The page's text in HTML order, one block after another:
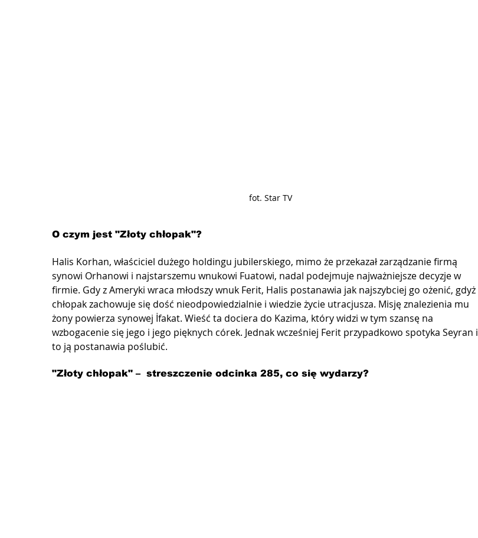
fot. Star TV
O czym jest "Złoty chłopak"?
Halis Korhan, właściciel dużego holdingu jubilerskiego, mimo że przekazał zarządzanie firmą
synowi Orhanowi i najstarszemu wnukowi Fuatowi, nadal podejmuje najważniejsze decyzje w
firmie. Gdy z Ameryki wraca młodszy wnuk Ferit, Halis postanawia jak najszybciej go ożenić, gdyż
chłopak zachowuje się dość nieodpowiedzialnie i wiedzie życie utracjusza. Misję znalezienia mu
żony powierza synowej İfakat. Wieść ta dociera do Kazima, który widzi w tym szansę na
wzbogacenie się jego i jego pięknych córek. Jednak wcześniej Ferit przypadkowo spotyka Seyran i
to ją postanawia poślubić.
"Złoty chłopak" –  streszczenie odcinka 285, co się wydarzy?